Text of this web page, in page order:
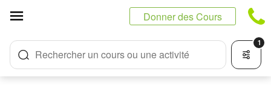
Donner des Cours
Rechercher un cours ou une activité
1